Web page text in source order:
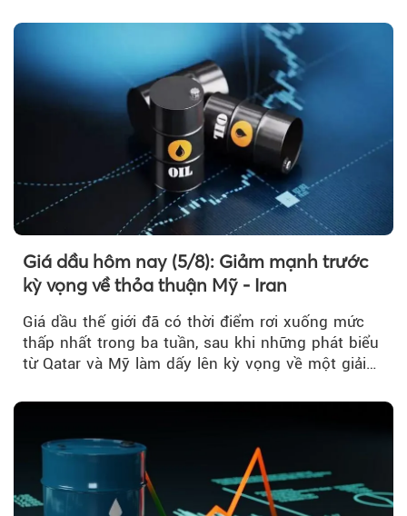
Giá dầu hôm nay (5/8): Giảm mạnh trước
kỳ vọng về thỏa thuận Mỹ - Iran
Giá dầu thế giới đã có thời điểm rơi xuống mức
thấp nhất trong ba tuần, sau khi những phát biểu
từ Qatar và Mỹ làm dấy lên kỳ vọng về một giải
Iran.